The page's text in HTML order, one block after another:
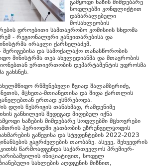
გამყოფი ხაზის მიმდებარე
სოფლებში კონფლიქტით
დაზარალებული
მოსახლეობის
დროებითი სამთავრობო კომისიის სხდომა
- რეგიონალური განვითარებისა და
ირაკლი ქარსელაძემ,
და სამოქალაქო თანასწორობის
მინისტრმა თეა ახვლედიანმა და მთავრობის
ურთიერთობის დეპარტამენტის უფროსმა
გახსნეს.
რწმუნებული ზვიად შალამბერიძე,
მცხეთა-მთიანეთისა და შიდა ქართლის
ერთად ესწრებოდა.
დღის წესრიგის თანახმად, რამდენიმე
განხილვის შედეგად მიღებულ იქნა
ხაზების მიმდებარე სოფლებში მცხოვრები
პერიოდში გათბობის უზრუნველყოფის
გაწევისა და სტუდენტების 2022-2023
გაგრძელების თაობაზე. ასევე, შეხვედრის
წარმოადგენდა საქართველოს პრემიერ-
ინიციატივით, სოფელ
სახლების აღდგენის მიზნით,